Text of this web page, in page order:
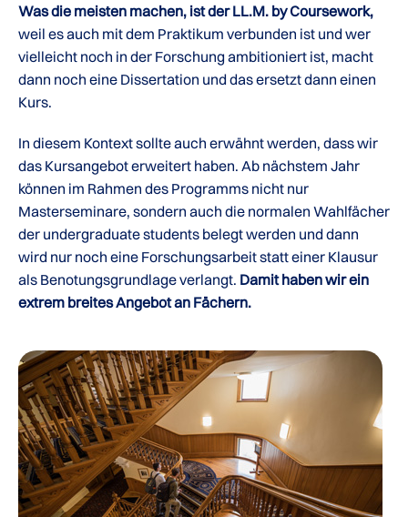
Was die meisten machen, ist der LL.M. by Coursework,
weil es auch mit dem Praktikum verbunden ist und wer
vielleicht noch in der Forschung ambitioniert ist, macht
dann noch eine Dissertation und das ersetzt dann einen
Kurs.
In diesem Kontext sollte auch erwähnt werden, dass wir
das Kursangebot erweitert haben. Ab nächstem Jahr
können im Rahmen des Programms nicht nur
Masterseminare, sondern auch die normalen Wahlfächer
der undergraduate students belegt werden und dann
wird nur noch eine Forschungsarbeit statt einer Klausur
als Benotungsgrundlage verlangt. Damit haben wir ein
extrem breites Angebot an Fächern.